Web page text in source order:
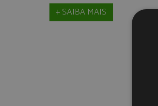
+ SAIBA MAIS